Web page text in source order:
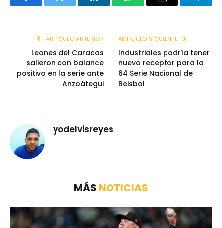
FacebookTwitter LinkedInWhatsAppEmail
ARTÍCULO ANTERIOR
Leones del Caracas
salieron con balance
positivo en la serie ante
Anzoátegui
ARTÍCULO SIGUIENTE
Industriales podría tener
nuevo receptor para la
64 Serie Nacional de
Beisbol
yodelvisreyes
MÁS NOTICIAS